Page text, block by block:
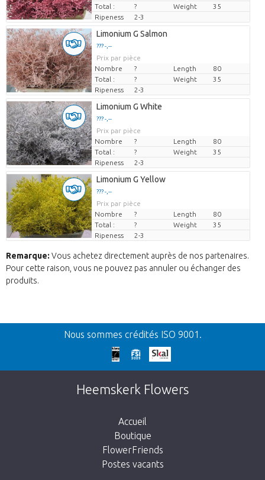
Total :
? Weight
35
Ripeness
2-3
Limonium G Salmon
??? -,--
Prix par pièce
Nombre
? Length
80
Total :
? Weight
35
Ripeness
2-3
Limonium G White
??? -,--
Prix par pièce
Nombre
? Length
80
Total :
? Weight
35
Ripeness
2-3
Limonium G Yellow
??? -,--
Prix par pièce
Nombre
? Length
80
Total :
? Weight
35
Ripeness
2-3
Remarque: Vous achetez directement auprès de nos partenaires.
Pour cette raison, vous ne pouvez pas annuler ou échanger des
produits.
Retour
Nos excuses
Cette page n’existe pas. Cliquez sur le lien
suivant pour retourner à la boutique.
Nous sommes crédités ISO 9001.
Heemskerk Flowers
Accueil
Boutique
FlowerFriends
Postes vacants